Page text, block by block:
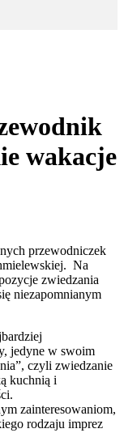
wakacje
przewodniczek
Na
zwiedzania
niezapomnianym
jedyne w swoim
czyli zwiedzanie
kuchnią i
zainteresowaniom,
rodzaju imprez